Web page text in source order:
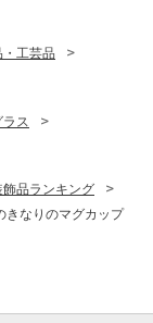
・工芸品
ス
品ランキング
きなりのマグカップ